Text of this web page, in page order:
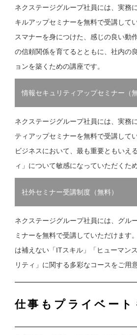
ネクステージグループ社員には、実務
キルアップセミナーを無料で受講して
スマナーを身につけた、感じの良い動
の信頼関係を育てるとともに、社内の
ョンを築くための講座です。
情報セキュリティアップセミナー（無
ネクステージグループ社員には、実務
ティアップセミナーを無料で受講して
ビジネスにおいて、最も重要ともいえ
ィ」について敏感になっていただくた
社外セミナー受講制度（無料）
ネクステージグループ社員には、グル
ミナーを無料で受講していただけます
は補えない「ITスキル」「ヒューマン
リティ」に関する多彩なコースをご用
仕事もプライベート